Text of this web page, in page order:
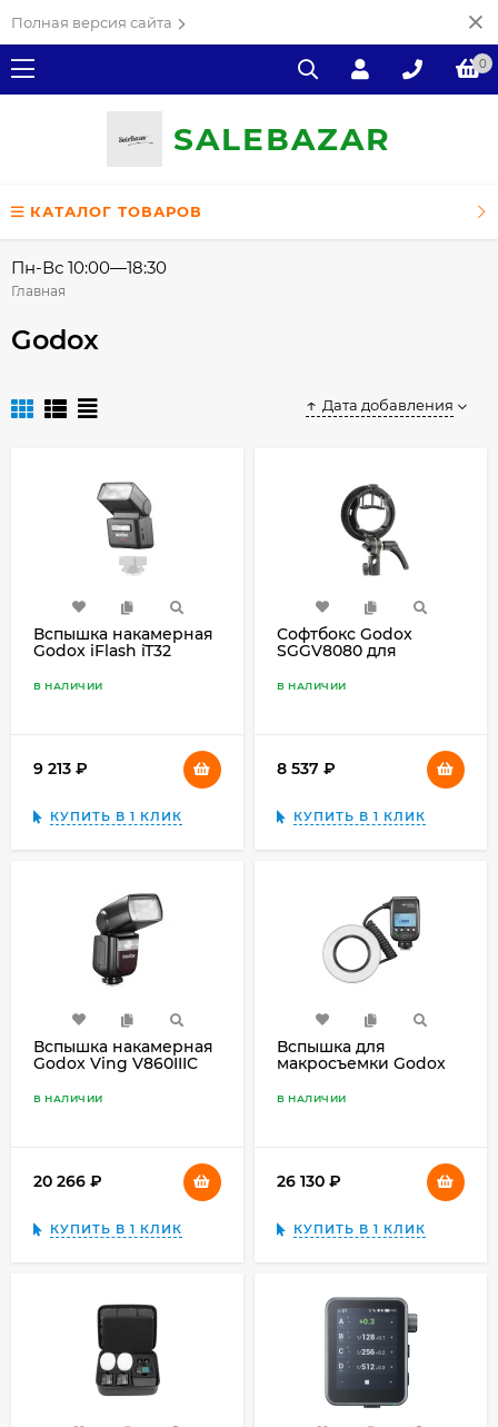
Полная версия сайта
0
SALEВAZAR
КАТАЛОГ ТОВАРОВ
Пн-Вс 10:00—18:30
Главная
Godox
Дата добавления
Вспышка накамерная
Godox iFlash iT32
В НАЛИЧИИ
9 213
КУПИТЬ В 1 КЛИК
Софтбокс Godox
SGGV8080 для
В НАЛИЧИИ
8 537
КУПИТЬ В 1 КЛИК
Вспышка накамерная
Godox Ving V860IIIC
В НАЛИЧИИ
20 266
КУПИТЬ В 1 КЛИК
Вспышка для
макросъемки Godox
Sony
В НАЛИЧИИ
26 130
КУПИТЬ В 1 КЛИК